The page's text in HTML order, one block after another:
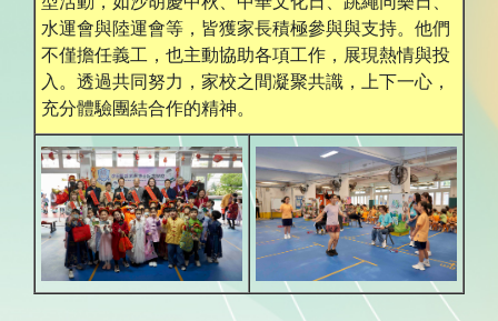
水運會與陸運會等，皆獲家長積極參與與支持。他們
不僅擔任義工，也主動協助各項工作，展現熱情與投
入。透過共同努力，家校之間凝聚共識，上下一心，
充分體驗團結合作的精神。